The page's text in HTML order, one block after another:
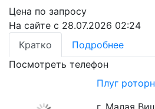
Цена по запросу
На сайте с 28.07.2026 02:24
Кратко
Подробнее
Посмотреть телефон
Плуг
г. Малая